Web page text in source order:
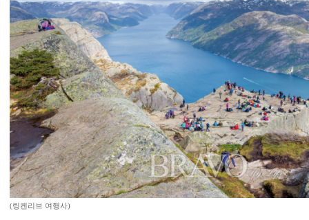
(링켄리브 여행사)